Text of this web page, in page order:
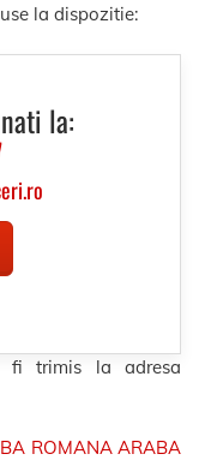
la dispozitie:
la:
trimis la adresa
ROMANA ARABA